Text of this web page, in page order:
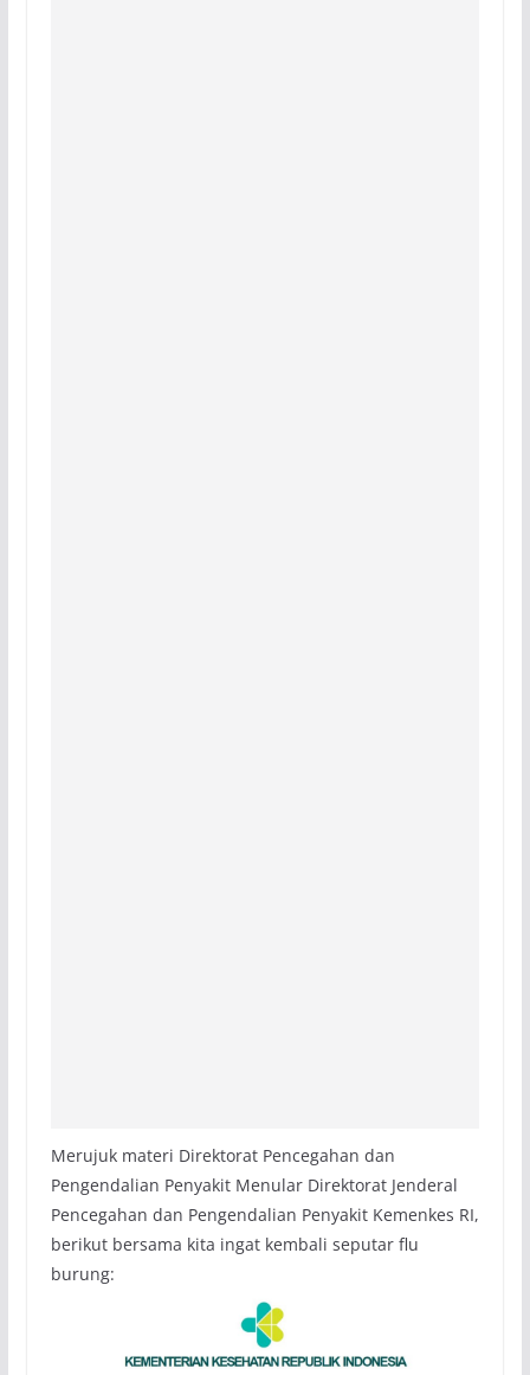
Merujuk materi Direktorat Pencegahan dan
Pengendalian Penyakit Menular Direktorat Jenderal
Pencegahan dan Pengendalian Penyakit Kemenkes RI,
berikut bersama kita ingat kembali seputar flu
burung: